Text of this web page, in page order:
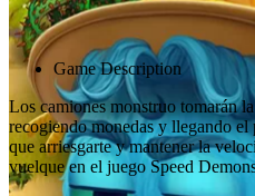
Advertisement
Game Description
Los camiones monstruo tomarán
recogiendo monedas y llegando
que arriesgarte y mantener la
vuelque en el juego Speed